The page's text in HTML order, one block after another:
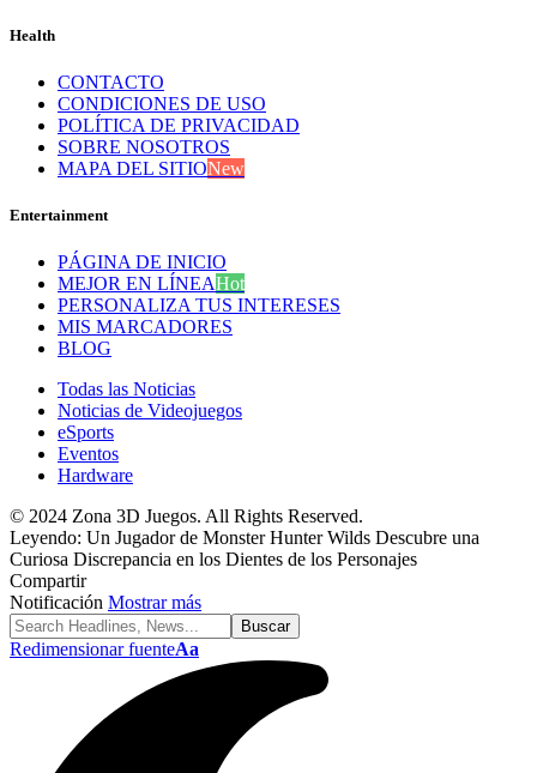
Health
CONTACTO
CONDICIONES DE USO
POLÍTICA DE PRIVACIDAD
SOBRE NOSOTROS
MAPA DEL SITIONew
Entertainment
PÁGINA DE INICIO
MEJOR EN LÍNEAHot
PERSONALIZA TUS INTERESES
MIS MARCADORES
BLOG
Todas las Noticias
Noticias de Videojuegos
eSports
Eventos
Hardware
© 2024 Zona 3D Juegos. All Rights Reserved.
Leyendo: Un Jugador de Monster Hunter Wilds Descubre una
Curiosa Discrepancia en los Dientes de los Personajes
Compartir
Notificación Mostrar más
Redimensionar fuenteAa